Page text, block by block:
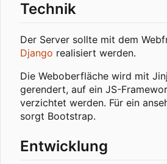
Technik
Der Server sollte mit dem
Django realisiert werden.
Die Weboberfläche wird mit
gerendert, auf ein JS-
verzichtet werden. Für ein
sorgt Bootstrap.
Entwicklung